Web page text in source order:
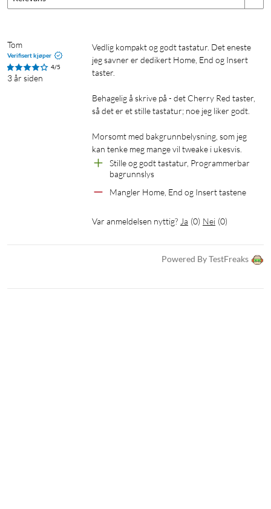
Tom
Verifisert kjøper
4/5
3 år siden
Vedlig kompakt og godt tastatur. Det eneste
jeg savner er dedikert Home, End og Insert
taster.
Behagelig å skrive på - det Cherry Red taster,
så det er et stille tastatur; noe jeg liker godt.
Morsomt med bakgrunnbelysning, som jeg
kan tenke meg mange vil tweake i ukesvis.
Stille og godt tastatur, Programmerbar
bagrunnslys
Mangler Home, End og Insert tastene
Var anmeldelsen nyttig? Ja (0) Nei (0)
Powered By TestFreaks